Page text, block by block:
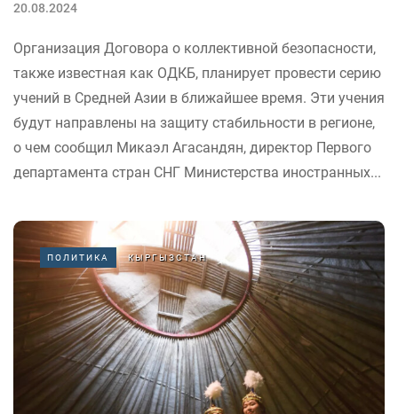
20.08.2024
Организация Договора о коллективной безопасности,
также известная как ОДКБ, планирует провести серию
учений в Средней Азии в ближайшее время. Эти учения
будут направлены на защиту стабильности в регионе,
о чем сообщил Микаэл Агасандян, директор Первого
департамента стран СНГ Министерства иностранных...
ПОЛИТИКА КЫРГЫЗСТАН